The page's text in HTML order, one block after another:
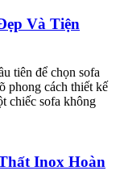
Và Tiện
tiên để chọn sofa
phong cách thiết kế
chiếc sofa không
Inox Hoàn